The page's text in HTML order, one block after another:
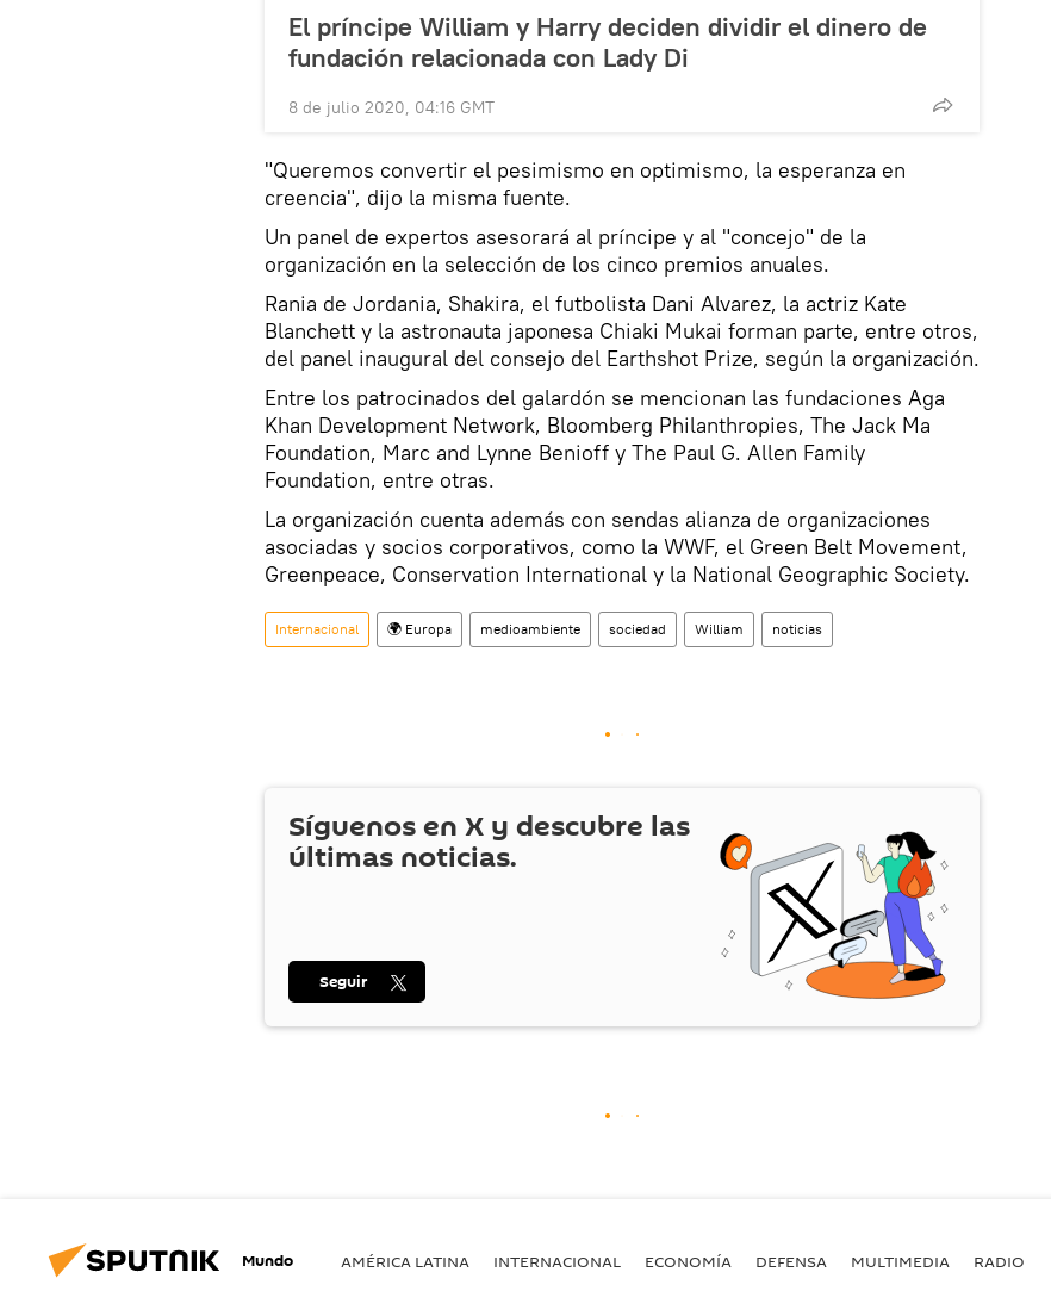
El príncipe William y Harry deciden dividir el dinero de
fundación relacionada con Lady Di
8 de julio 2020, 04:16 GMT
"Queremos convertir el pesimismo en optimismo, la esperanza en
creencia", dijo la misma fuente.
Un panel de expertos asesorará al príncipe y al "concejo" de la
organización en la selección de los cinco premios anuales.
Rania de Jordania, Shakira, el futbolista Dani Alvarez, la actriz Kate
Blanchett y la astronauta japonesa Chiaki Mukai forman parte, entre otros,
del panel inaugural del consejo del Earthshot Prize, según la organización.
Entre los patrocinados del galardón se mencionan las fundaciones Aga
Khan Development Network, Bloomberg Philanthropies, The Jack Ma
Foundation, Marc and Lynne Benioff y The Paul G. Allen Family
Foundation, entre otras.
La organización cuenta además con sendas alianza de organizaciones
asociadas y socios corporativos, como la WWF, el Green Belt Movement,
Greenpeace, Conservation International y la National Geographic Society.
Internacional 🌍 Europa medioambiente sociedad William noticias
Síguenos en X y descubre las
últimas noticias.
Seguir
Mundo AMÉRICA LATINA INTERNACIONAL ECONOMÍA DEFENSA MULTIMEDIA RADIO